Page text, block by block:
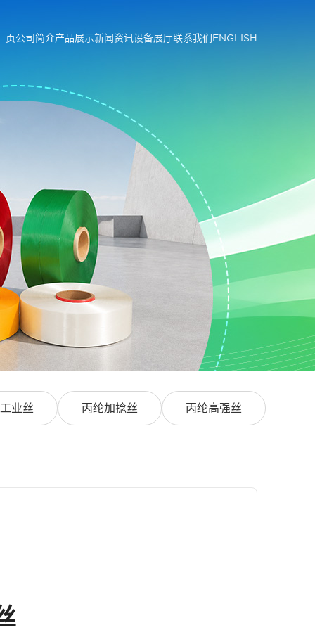
页公司简介产品展示新闻资讯设备展厅联系我们ENGLISH
业丝 丙纶加捻丝 丙纶高强丝